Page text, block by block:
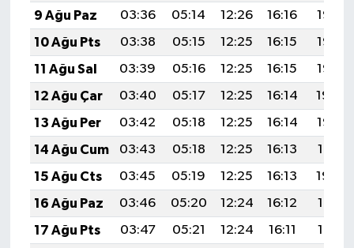
9 Ağu Paz
03:36 05:14 12:26 16:16
19:27
10 Ağu Pts
03:38 05:15 12:25 16:15
19:26
11 Ağu Sal
03:39 05:16 12:25 16:15
19:25
12 Ağu Çar
03:40 05:17 12:25 16:14
19:24
13 Ağu Per
03:42 05:18 12:25 16:14
19:22
14 Ağu Cum
03:43 05:18 12:25 16:13
19:21
15 Ağu Cts
03:45 05:19 12:25 16:13
19:20
16 Ağu Paz
03:46 05:20 12:24 16:12
19:18
17 Ağu Pts
03:47 05:21 12:24 16:11
19:17